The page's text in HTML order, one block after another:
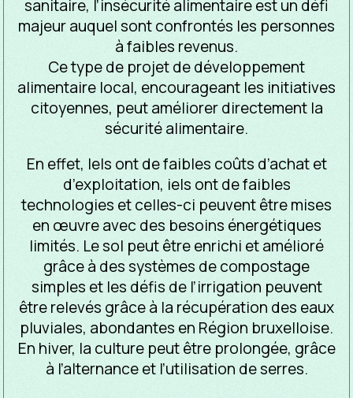
sanitaire, l’insécurité alimentaire est un défi
majeur auquel sont confrontés les personnes
à faibles revenus.
Ce type de projet de développement
alimentaire local, encourageant les initiatives
citoyennes, peut améliorer directement la
sécurité alimentaire.
En effet, Iels ont de faibles coûts d’achat et
d’exploitation, iels ont de faibles
technologies et celles-ci peuvent être mises
en œuvre avec des besoins énergétiques
limités. Le sol peut être enrichi et amélioré
grâce à des systèmes de compostage
simples et les défis de l’irrigation peuvent
être relevés grâce à la récupération des eaux
pluviales, abondantes en Région bruxelloise.
En hiver, la culture peut être prolongée, grâce
à l’alternance et l’utilisation de serres.